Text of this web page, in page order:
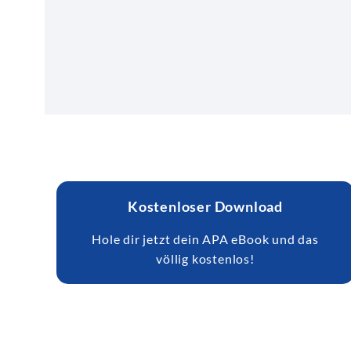
Kostenloser Download
Hole dir jetzt dein APA eBook und das
völlig kostenlos!